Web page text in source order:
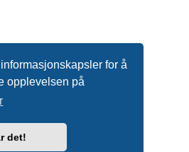
for å
opplevelsen på
det!